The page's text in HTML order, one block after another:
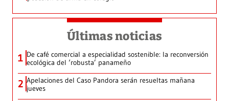
Últimas noticias
1 De café comercial a especialidad sostenible: la reconversión
ecológica del ‘robusta’ panameño
2 Apelaciones del Caso Pandora serán resueltas mañana
jueves